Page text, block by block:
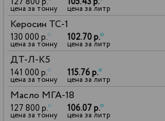
цена за тонну цена за литр
Керосин ТС-1
130 000 р.*
цена за тонну
102.70 р.*
цена за литр
ДТ-Л-К5
141 000 р.*
цена за тонну
115.76 р.*
цена за литр
Масло МГА-18
127 800 р.*
цена за тонну
106.07 р.*
цена за литр